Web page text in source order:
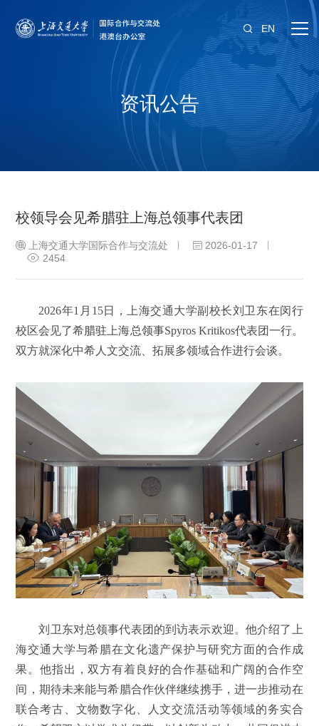
EN
资讯公告
校领导会见希腊驻上海总领事代表团
上海交通大学国际合作与交流处
2026-01-17
2454
2026年1月15日，上海交通大学副校长刘卫东在闵行
校区会见了希腊驻上海总领事Spyros Kritikos代表团一行。
双方就深化中希人文交流、拓展多领域合作进行会谈。
刘卫东对总领事代表团的到访表示欢迎。他介绍了上
海交通大学与希腊在文化遗产保护与研究方面的合作成
果。他指出，双方有着良好的合作基础和广阔的合作空
间，期待未来能与希腊合作伙伴继续携手，进一步推动在
联合考古、文物数字化、人文交流活动等领域的务实合